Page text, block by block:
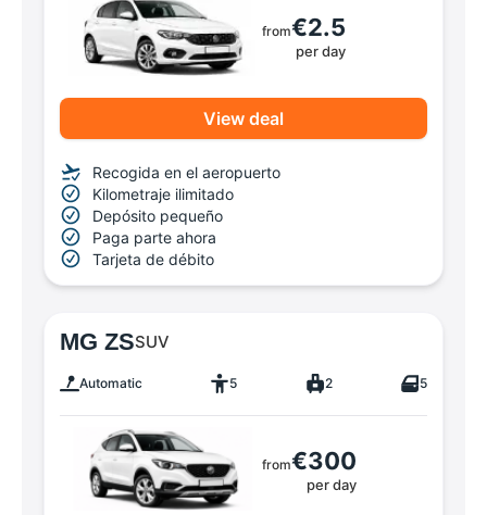
from€2.5
per day
View deal
Recogida en el aeropuerto
Kilometraje ilimitado
Depósito pequeño
Paga parte ahora
Tarjeta de débito
MG ZSSUV
Automatic 5 2 5
from€300
per day